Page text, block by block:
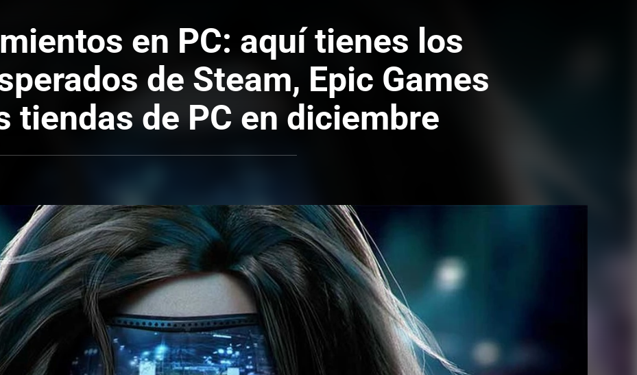
en PC: aquí tienes los
de Steam, Epic Games
tiendas de PC en diciembre